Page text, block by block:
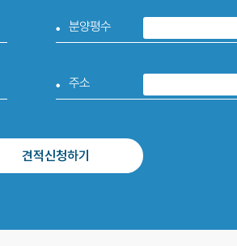
분양평수
주소
견적신청하기